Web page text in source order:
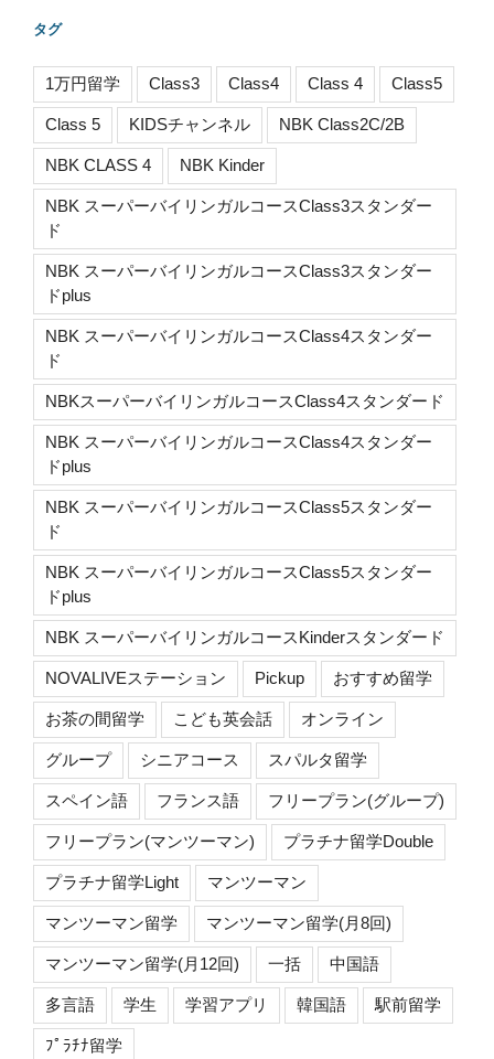
タグ
1万円留学 Class3 Class4 Class 4 Class5
Class 5 KIDSチャンネル NBK Class2C/2B
NBK CLASS 4 NBK Kinder
NBK スーパーバイリンガルコースClass3スタンダー
ド
NBK スーパーバイリンガルコースClass3スタンダー
ドplus
NBK スーパーバイリンガルコースClass4スタンダー
ド
NBKスーパーバイリンガルコースClass4スタンダード
NBK スーパーバイリンガルコースClass4スタンダー
ドplus
NBK スーパーバイリンガルコースClass5スタンダー
ド
NBK スーパーバイリンガルコースClass5スタンダー
ドplus
NBK スーパーバイリンガルコースKinderスタンダード
NOVALIVEステーション Pickup おすすめ留学
お茶の間留学 こども英会話 オンライン
グループ シニアコース スパルタ留学
スペイン語 フランス語 フリープラン(グループ)
フリープラン(マンツーマン) プラチナ留学Double
プラチナ留学Light マンツーマン
マンツーマン留学 マンツーマン留学(月8回)
マンツーマン留学(月12回) 一括 中国語
多言語 学生 学習アプリ 韓国語 駅前留学
ﾌﾟﾗﾁﾅ留学